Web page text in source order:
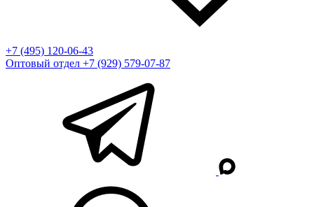
+7 (495) 120-06-43
Оптовый отдел +7 (929) 579-07-87